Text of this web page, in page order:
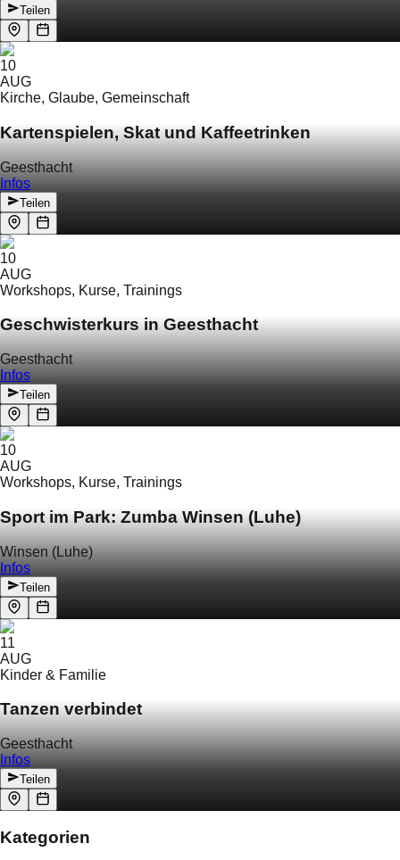
Teilen
10
AUG
Kirche, Glaube, Gemeinschaft
Kartenspielen, Skat und Kaffeetrinken
Geesthacht
Infos
Teilen
10
AUG
Workshops, Kurse, Trainings
Geschwisterkurs in Geesthacht
Geesthacht
Infos
Teilen
10
AUG
Workshops, Kurse, Trainings
Sport im Park: Zumba Winsen (Luhe)
Winsen (Luhe)
Infos
Teilen
11
AUG
Kinder & Familie
Tanzen verbindet
Geesthacht
Infos
Teilen
Kategorien